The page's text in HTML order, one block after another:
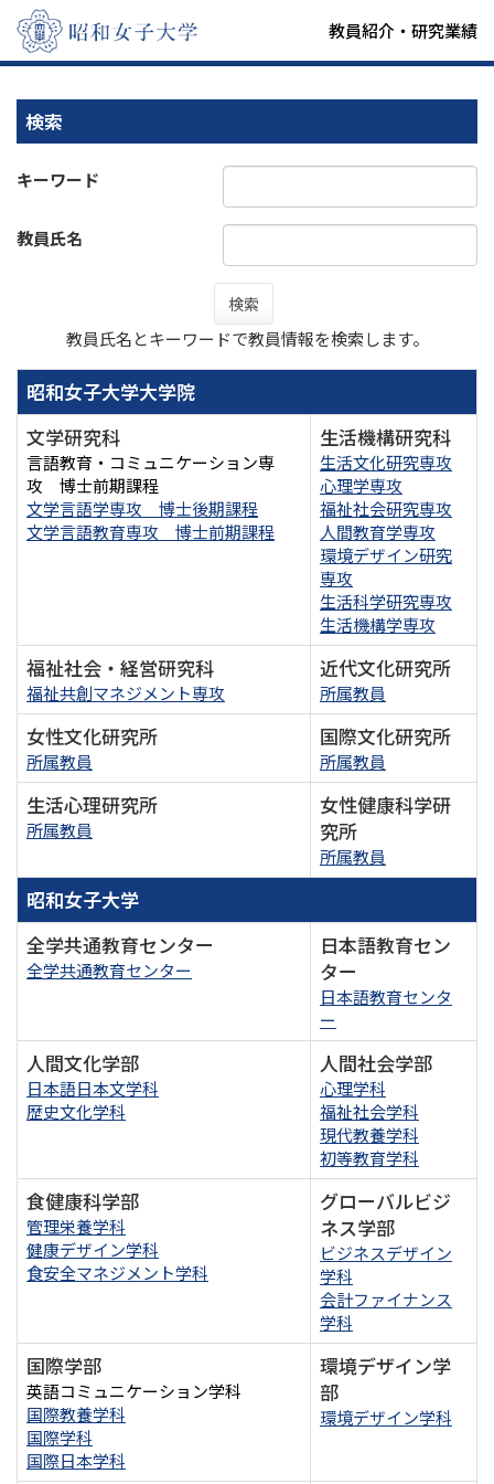
教員紹介・研究業績
検索
キーワード
教員氏名
検索
教員氏名とキーワードで教員情報を検索します。
昭和女子大学大学院
文学研究科
言語教育・コミュニケーション専
攻 博士前期課程
文学言語学専攻 博士後期課程
文学言語教育専攻 博士前期課程
生活機構研究科
生活文化研究専攻
心理学専攻
福祉社会研究専攻
人間教育学専攻
環境デザイン研究
専攻
生活科学研究専攻
生活機構学専攻
福祉社会・経営研究科
福祉共創マネジメント専攻
近代文化研究所
所属教員
女性文化研究所
所属教員
国際文化研究所
所属教員
生活心理研究所
所属教員
女性健康科学研
究所
所属教員
昭和女子大学
全学共通教育センター
全学共通教育センター
日本語教育セン
ター
日本語教育センタ
ー
人間文化学部
日本語日本文学科
歴史文化学科
人間社会学部
心理学科
福祉社会学科
現代教養学科
初等教育学科
食健康科学部
管理栄養学科
健康デザイン学科
食安全マネジメント学科
グローバルビジ
ネス学部
ビジネスデザイン
学科
会計ファイナンス
学科
国際学部
英語コミュニケーション学科
国際教養学科
国際学科
国際日本学科
環境デザイン学
部
環境デザイン学科